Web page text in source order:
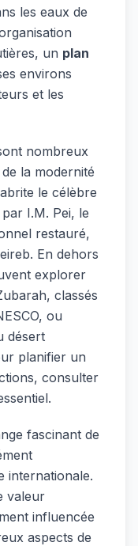
les eaux de
un plan
environs
et les
nombreux
la modernité
le célèbre
I.M. Pei, le
restauré,
En dehors
explorer
classés
ou
désert
planifier un
consulter
fascinant de
internationale.
valeur
influencée
aspects de